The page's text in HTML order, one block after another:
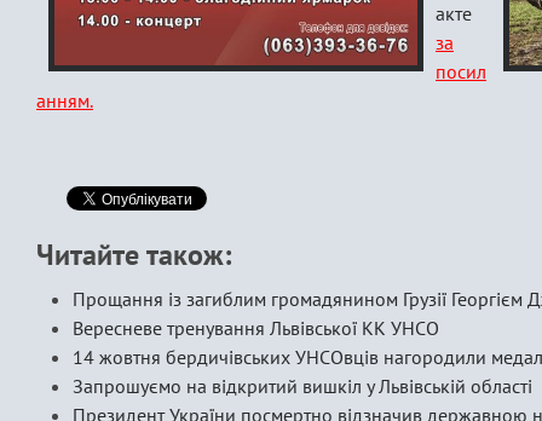
акте
за
посил
анням.
Читайте також:
Прощання із загиблим громадянином Грузії Георгієм
Вересневе тренування Львівської КК УНСО
14 жовтня бердичівських УНСОвців нагородили
Запрошуємо на відкритий вишкіл у Львівській області
Президент України посмертно відзначив